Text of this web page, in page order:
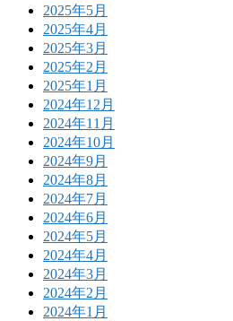
2025年5月
2025年4月
2025年3月
2025年2月
2025年1月
2024年12月
2024年11月
2024年10月
2024年9月
2024年8月
2024年7月
2024年6月
2024年5月
2024年4月
2024年3月
2024年2月
2024年1月